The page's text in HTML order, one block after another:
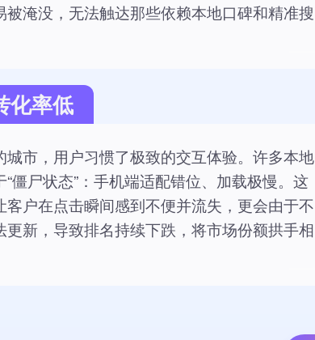
被淹没，无法触达那些依赖本地口碑和精准搜
化率低
城市，用户习惯了极致的交互体验。许多本地
僵尸状态”：手机端适配错位、加载极慢。这
客户在点击瞬间感到不便并流失，更会由于不
更新，导致排名持续下跌，将市场份额拱手相